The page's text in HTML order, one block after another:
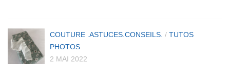
COUTURE .ASTUCES.CONSEILS. / TUTOS
PHOTOS
2 MAI 2022